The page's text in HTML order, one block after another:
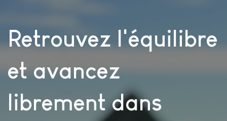
Retrouvez l'équilibre
et avancez
librement dans